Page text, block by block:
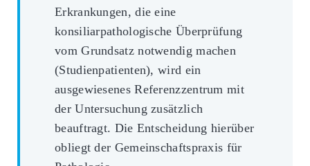
Erkrankungen, die eine
konsiliarpathologische Überprüfung
vom Grundsatz notwendig machen
(Studienpatienten), wird ein
ausgewiesenes Referenzzentrum mit
der Untersuchung zusätzlich
beauftragt. Die Entscheidung hierüber
obliegt der Gemeinschaftspraxis für